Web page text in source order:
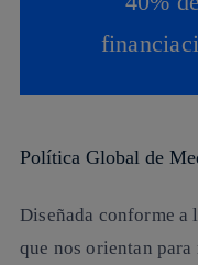
Política Global de
Diseñada conforme
que nos orientan